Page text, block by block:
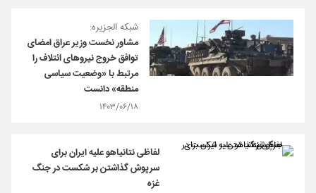
شبکه الجزیره:
مشاور نخست وزیر عراق امضای
توافق خروج نیروهای ائتلاف را
مرتبط با «وضعیت سیاسی
منطقه» دانست
۱۴۰۳/۰۶/۱۸
لفاظی نتانیاهو علیه ایران برای
سرپوش گذاشتن بر شکست در جنگ
غزه